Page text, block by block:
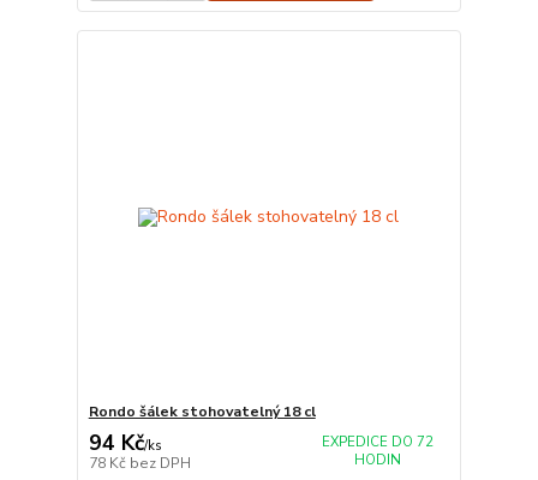
Rondo šálek stohovatelný 18 cl
94 Kč/ks
78 Kč bez DPH
EXPEDICE DO 72
HODIN